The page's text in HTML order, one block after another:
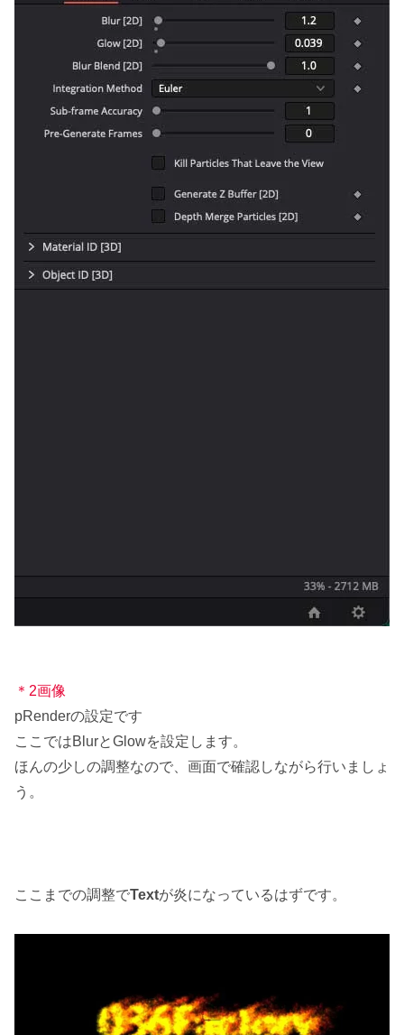
＊2画像
pRenderの設定です
ここではBlurとGlowを設定します。
ほんの少しの調整なので、画面で確認しながら行いましょ
う。
ここまでの調整でTextが炎になっているはずです。